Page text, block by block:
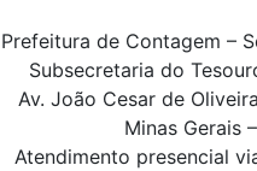
Prefeitura de Contagem –
Subsecretaria do
Av. João Cesar de
Minas Gerais
Atendimento presencial